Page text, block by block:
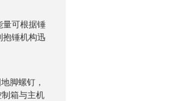
量可根据锤
抱锤机构迅
脚螺钉，
箱与主机